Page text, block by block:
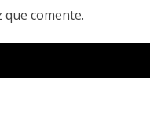
comente.